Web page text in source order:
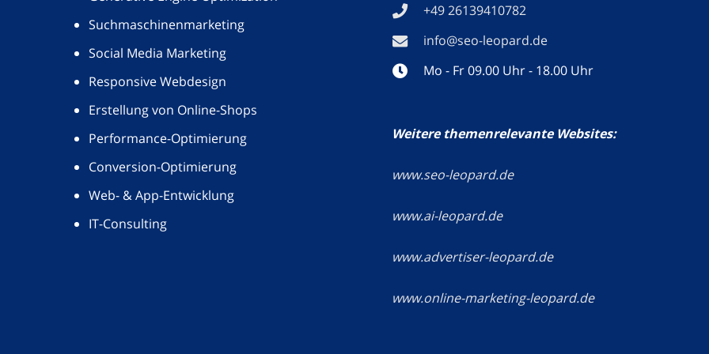
Suchmaschinenmarketing
Social Media Marketing
Responsive Webdesign
Erstellung von Online-Shops
Performance-Optimierung
Conversion-Optimierung
Web- & App-Entwicklung
IT-Consulting
+49 26139410782
info@seo-leopard.de
Mo - Fr 09.00 Uhr - 18.00 Uhr
Weitere themenrelevante Websites:
www.seo-leopard.de
www.ai-leopard.de
www.advertiser-leopard.de
www.online-marketing-leopard.de